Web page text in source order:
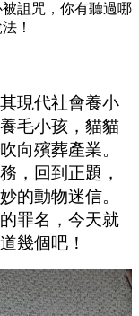
詛咒，你有聽過哪
！
現代社會養小
毛小孩，貓貓
向殯葬產業。
，回到正題，
的動物迷信。
罪名，今天就
幾個吧！